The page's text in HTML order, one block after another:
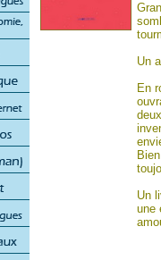
Un
En
Un
une